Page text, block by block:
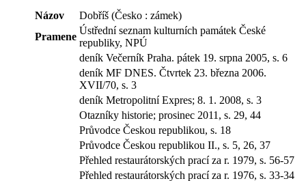
Názov
Dobříš (Česko : zámek)
Pramene
Ústřední seznam kulturních památek České
republiky, NPÚ
deník Večerník Praha. pátek 19. srpna 2005, s. 6
deník MF DNES. Čtvrtek 23. března 2006.
XVII/70, s. 3
deník Metropolitní Expres; 8. 1. 2008, s. 3
Otazníky historie; prosinec 2011, s. 29, 44
Průvodce Českou republikou, s. 18
Průvodce Českou republikou II., s. 5, 26, 37
Přehled restaurátorských prací za r. 1979, s. 56-57
Přehled restaurátorských prací za r. 1976, s. 33-34